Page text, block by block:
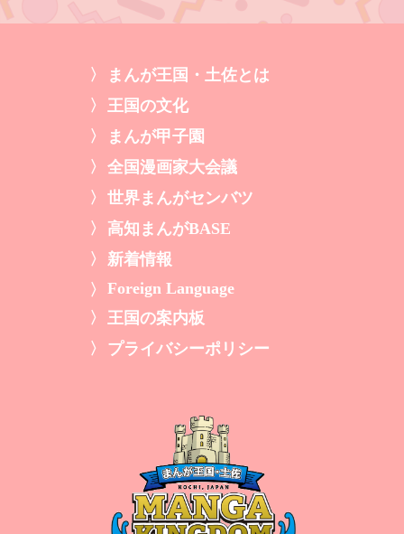
まんが王国・土佐とは
王国の文化
まんが甲子園
全国漫画家大会議
世界まんがセンバツ
高知まんがBASE
新着情報
Foreign Language
王国の案内板
プライバシーポリシー